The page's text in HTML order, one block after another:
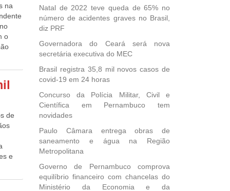
à
é
Itaú
/
na
o
ou
voo
com
de
e
Natal de 2022 teve queda de 65% no
número de acidentes graves no Brasil,
diz PRF
Governadora do Ceará será nova
secretária executiva do MEC
Brasil registra 35,8 mil novos casos de
covid-19 em 24 horas
Concurso da Polícia Militar, Civil e
Científica em Pernambuco tem
novidades
Paulo Câmara entrega obras de
saneamento e água na Região
Metropolitana
Governo de Pernambuco comprova
equilíbrio financeiro com chancelas do
Ministério da Economia e da